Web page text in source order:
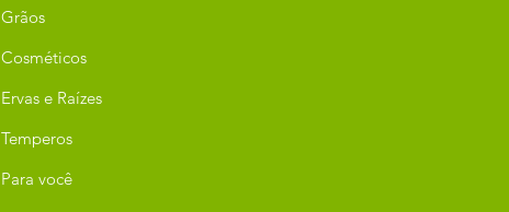
Grãos
Cosméticos
Ervas e Raízes
Temperos
Para você